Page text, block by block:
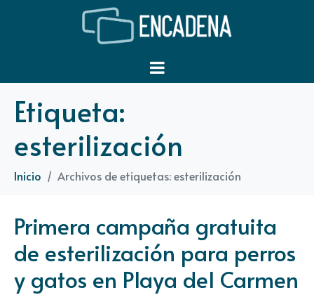
Etiqueta:
esterilización
Inicio Archivos de etiquetas: esterilización
Primera campaña gratuita
de esterilización para perros
y gatos en Playa del Carmen